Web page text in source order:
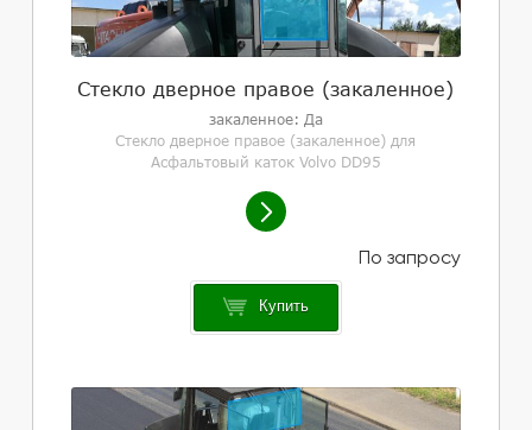
Стекло дверное правое (закаленное)
закаленное: Да
Стекло дверное правое (закаленное) для
Асфальтовый каток Volvo DD95
Купить